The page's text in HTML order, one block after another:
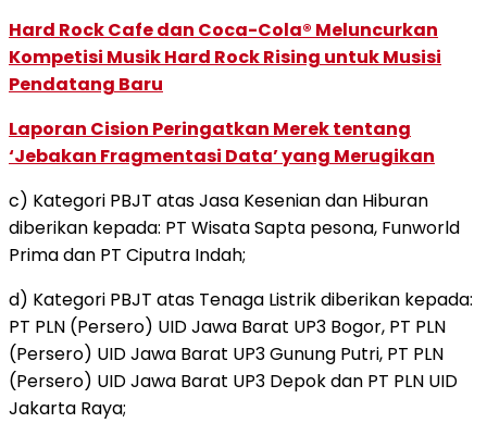
Hard Rock Cafe dan Coca-Cola® Meluncurkan
Kompetisi Musik Hard Rock Rising untuk Musisi
Pendatang Baru
Laporan Cision Peringatkan Merek tentang
‘Jebakan Fragmentasi Data’ yang Merugikan
c) Kategori PBJT atas Jasa Kesenian dan Hiburan
diberikan kepada: PT Wisata Sapta pesona, Funworld
Prima dan PT Ciputra Indah;
d) Kategori PBJT atas Tenaga Listrik diberikan kepada:
PT PLN (Persero) UID Jawa Barat UP3 Bogor, PT PLN
(Persero) UID Jawa Barat UP3 Gunung Putri, PT PLN
(Persero) UID Jawa Barat UP3 Depok dan PT PLN UID
Jakarta Raya;